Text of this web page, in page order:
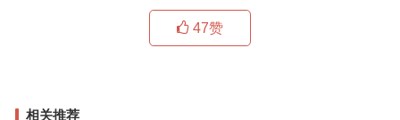
47赞
相关推荐